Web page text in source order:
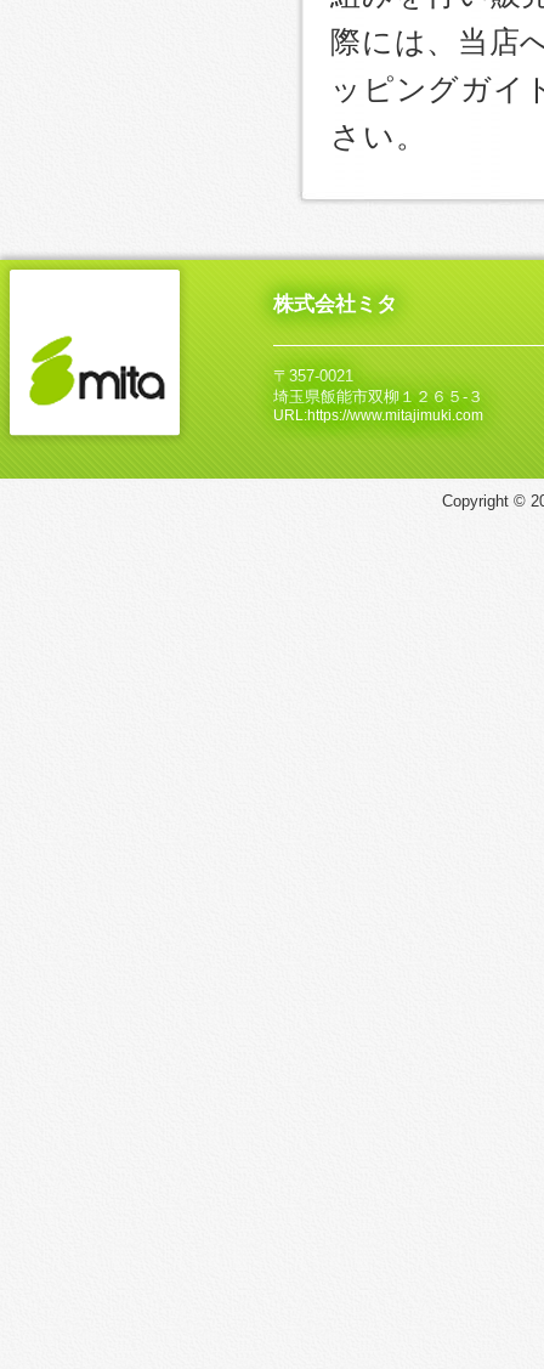
際には、当店
ッピングガイ
さい。
株式会社ミタ
〒357-0021
埼玉県飯能市双柳１２６５‐３
URL:https://www.mitajimuki.com
Copyright ©